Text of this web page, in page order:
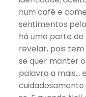
num café e
sentimentos
há uma parte de
revelar, pois
se quer manter
palavra a mais…